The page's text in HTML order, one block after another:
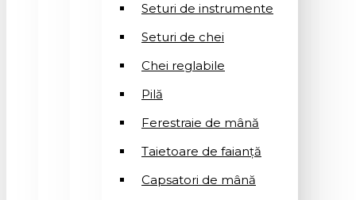
Seturi de instrumente
Seturi de chei
Chei reglabile
Pilă
Ferestraie de mână
Taietoare de faianță
Capsatori de mână